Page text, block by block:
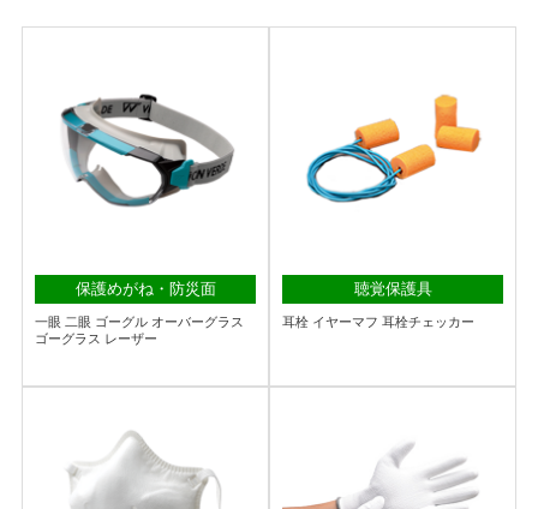
保護めがね・防災面
一眼 二眼 ゴーグル オーバーグラス
ゴーグラス レーザー
聴覚保護具
耳栓 イヤーマフ 耳栓チェッカー